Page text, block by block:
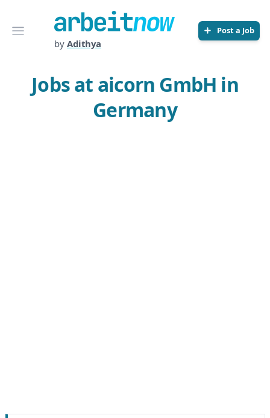
Open menu
Arbeitnow
by Adithya
Post a Job
Jobs at aicorn GmbH in
Germany